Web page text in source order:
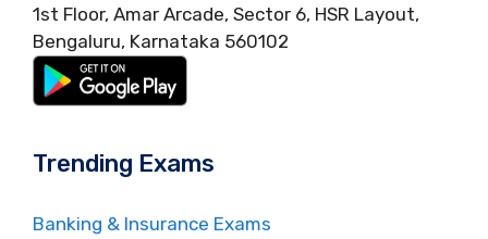
1st Floor, Amar Arcade, Sector 6, HSR Layout,
Bengaluru, Karnataka 560102
Trending Exams
Banking & Insurance Exams